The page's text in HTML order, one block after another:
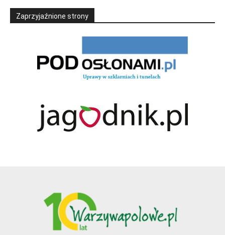
Zaprzyjaźnione strony